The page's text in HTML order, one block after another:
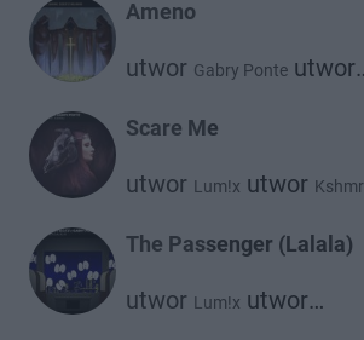
Ameno
utwor Gabry Ponte utwor
Scare Me
utwor Lum!x utwor Kshmr
The Passenger (Lalala)
utwor Lum!x utwor